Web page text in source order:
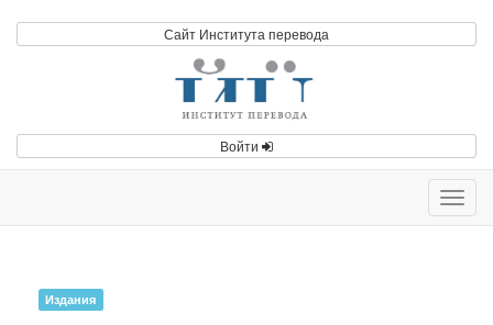
Сайт Института перевода
Войти
Издания